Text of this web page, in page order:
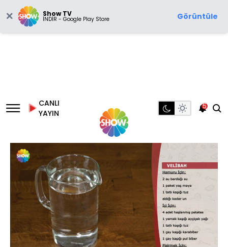
Show TV
İNDİR - Google Play Store Görüntüle
CANLI
YAYIN
5
Yüklendi:
4.49%